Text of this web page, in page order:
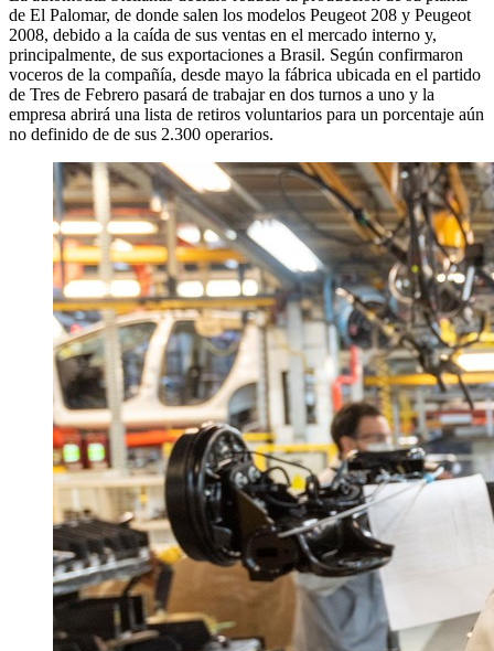
de El Palomar, de donde salen los modelos Peugeot 208 y Peugeot
2008, debido a la caída de sus ventas en el mercado interno y,
principalmente, de sus exportaciones a Brasil. Según confirmaron
voceros de la compañía, desde mayo la fábrica ubicada en el partido
de Tres de Febrero pasará de trabajar en dos turnos a uno y la
empresa abrirá una lista de retiros voluntarios para un porcentaje aún
no definido de de sus 2.300 operarios.